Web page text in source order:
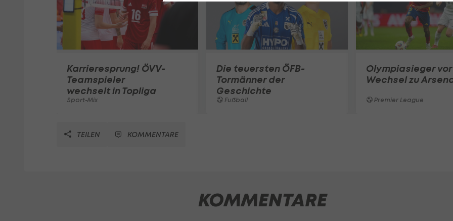
Karrieresprung! ÖVV-
Teamspieler
wechselt in Topliga
Sport-Mix
Die teuersten ÖFB-
Tormänner der
Geschichte
Fußball
Olympiasieger vor
Wechsel zu
Premier League
TEILEN KOMMENTARE
KOMMENTARE